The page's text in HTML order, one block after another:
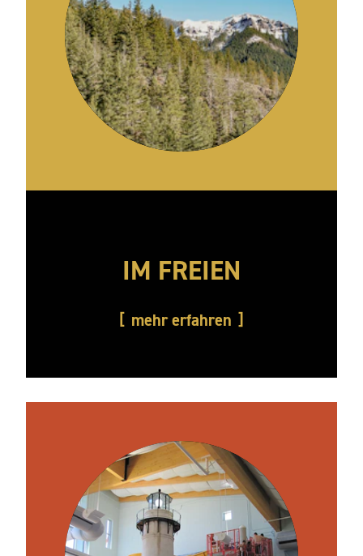
IM FREIEN
mehr erfahren